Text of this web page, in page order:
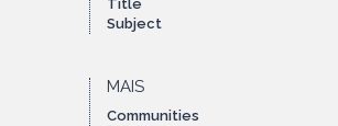
Title
Subject
MAIS
Communities